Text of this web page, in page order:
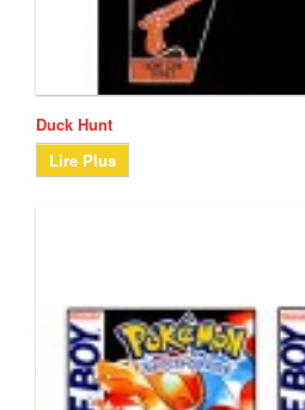
Duck Hunt
Lire Plus